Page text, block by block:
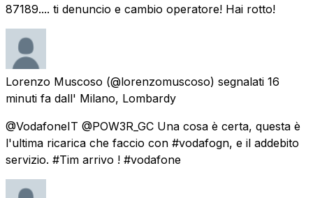
87189.... ti denuncio e cambio operatore! Hai rotto!
Lorenzo Muscoso (@lorenzomuscoso) segnalati 16
minuti fa dall' Milano, Lombardy
@VodafoneIT @POW3R_GC Una cosa è certa, questa è
l'ultima ricarica che faccio con #vodafogn, e il addebito
servizio. #Tim arrivo ! #vodafone